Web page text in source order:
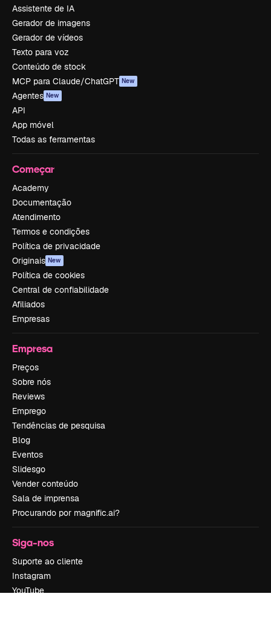
Assistente de IA
Gerador de imagens
Gerador de vídeos
Texto para voz
Conteúdo de stock
MCP para Claude/ChatGPT New
Agentes New
API
App móvel
Todas as ferramentas
Começar
Academy
Documentação
Atendimento
Termos e condições
Política de privacidade
Originais New
Política de cookies
Central de confiabilidade
Afiliados
Empresas
Empresa
Preços
Sobre nós
Reviews
Emprego
Tendências de pesquisa
Blog
Eventos
Slidesgo
Vender conteúdo
Sala de imprensa
Procurando por magnific.ai?
Siga-nos
Suporte ao cliente
Instagram
YouTube